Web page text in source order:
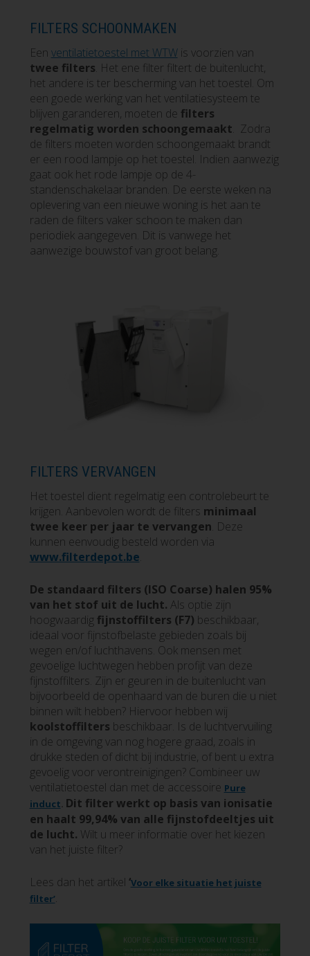
FILTERS SCHOONMAKEN
Een ventilatietoestel met WTWis voorzien van
twee filters . Het ene filter filtert de buitenlucht,
het andere is ter bescherming van het toestel. Om
een goede werking van het ventilatiesysteem te
blijven garanderen, moeten de filters
regelmatig worden schoongemaakt . Zodra
de filters moeten worden schoongemaakt brandt
er een rood lampje op het toestel. Indien aanwezig
gaat ook het rode lampje op de 4-
standenschakelaar branden. De eerste weken na
oplevering van een nieuwe woning is het aan te
raden de filters vaker schoon te maken dan
periodiek aangegeven. Dit is vanwege het
aanwezige bouwstof van groot belang.
FILTERS VERVANGEN
Het toestel dient regelmatig een controlebeurt te
krijgen. Aanbevolen wordt de filters minimaal
twee keer per jaar te vervangen . Deze
kunnen eenvoudig besteld worden via
www.filterdepot.be
De standaard filters (ISO Coarse) halen 95%
van het stof uit de lucht. Als optie zijn
hoogwaardigfijnstoffilters (F7) beschikbaar,
ideaal voor fijnstofbelaste gebieden zoals bij
wegen en/of luchthavens. Ook mensen met
gevoelige luchtwegen hebben profijt van deze
fijnstoffilters. Zijn er geuren in de buitenlucht van
bijvoorbeeld de openhaard van de buren die u niet
binnen wilt hebben? Hiervoor hebben wij
koolstoffilters beschikbaar. Is de luchtvervuiling
in de omgeving van nog hogere graad, zoals in
drukke steden of dicht bij industrie, of bent u extra
gevoelig voor verontreinigingen? Combineer uw
ventilatietoestel dan met de accessoire Pure
induct. Dit filter werkt op basis van ionisatie
en haalt 99,94% van alle fijnstofdeeltjes uit
de lucht. Wilt u meer informatie over het kiezen
van het juiste filter?
Lees dan het artikel ‘Voor elke situatie het juiste
filter’.